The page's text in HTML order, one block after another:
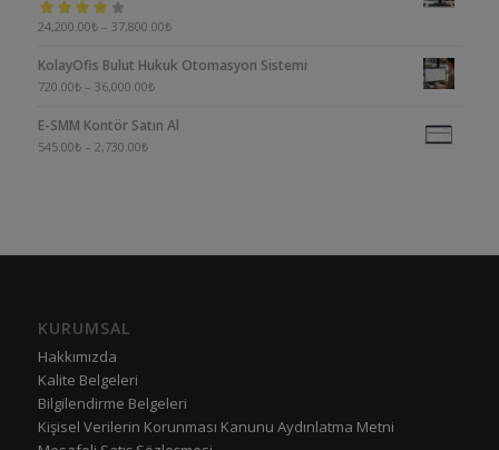
5
4.00oy aldı
24,200.00₺ – 37,800.00₺
KolayOfis Bulut Hukuk Otomasyon Sistemi
720.00₺ – 36,000.00₺
E-SMM Kontör Satın Al
545.00₺ – 2,730.00₺
KURUMSAL
Hakkımızda
Kalite Belgeleri
Bilgilendirme Belgeleri
Kişisel Verilerin Korunması Kanunu Aydınlatma Metni